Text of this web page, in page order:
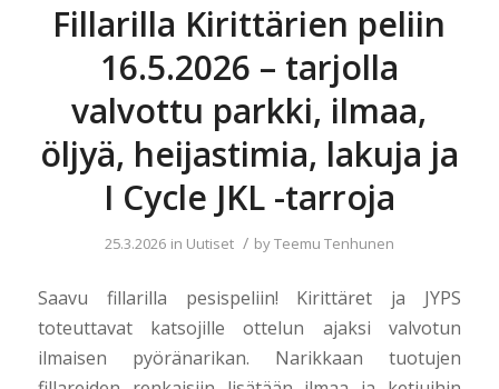
Fillarilla Kirittärien peliin
16.5.2026 – tarjolla
valvottu parkki, ilmaa,
öljyä, heijastimia, lakuja ja
I Cycle JKL -tarroja
25.3.2026 in Uutiset / byTeemu Tenhunen
Saavu fillarilla pesispeliin! Kirittäret ja JYPS
toteuttavat katsojille ottelun ajaksi valvotun
ilmaisen pyöränarikan. Narikkaan tuotujen